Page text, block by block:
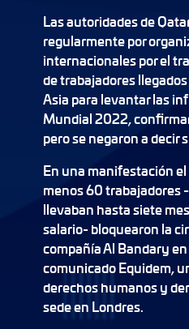
Las autoridades de
regularmente por
internacionales por el
de trabajadores
Asia para levantar las
Mundial 2022,
pero se negaron a decir
En una manifestación el
menos 60 trabajadores
llevaban hasta siete
salario- bloquearon la
compañía Al Bandary
comunicado Equidem,
derechos humanos y
sede en Londres.